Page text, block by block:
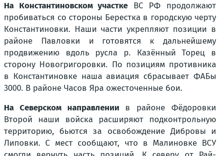
На Константиновском участке ВС РФ продолжают
пробиваться со стороны Берестка в городскую черту
Константиновки. Наши части укрепляют позиции в
районе Павловки и готовятся к дальнейшему
продвижению вдоль русла р. Казённый Торец в
сторону Новогригоровки. По позициям противника
в Константиновке наша авиация сбрасывает ФАБы
3000. В районе Часов Яра ожесточенные бои.
На Северском направлении в районе Фёдоровки
Второй наши войска расширяют подконтрольную
территорию, бьются за освобождение Дибровы и
Липовки. С мест сообщают, что в Малиновке ВСУ